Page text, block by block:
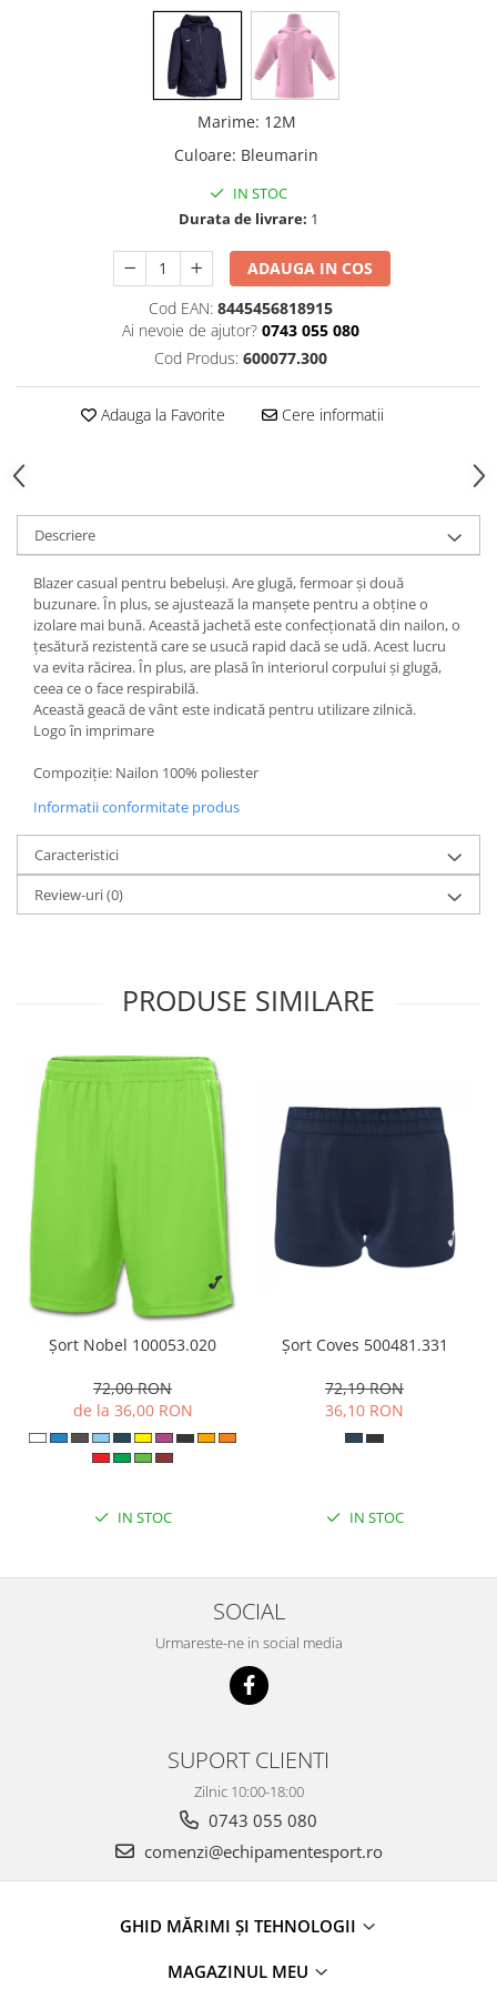
Marime: 12M
Culoare: Bleumarin
IN STOC
Durata de livrare: 1
ADAUGA IN COS
Cod EAN: 8445456818915
Ai nevoie de ajutor? 0743 055 080
Cod Produs: 600077.300
Adauga la Favorite Cere informatii
Descriere
Blazer casual pentru bebeluși. Are glugă, fermoar și două
buzunare. În plus, se ajustează la manșete pentru a obține o
izolare mai bună. Această jachetă este confecționată din nailon, o
țesătură rezistentă care se usucă rapid dacă se udă. Acest lucru
va evita răcirea. În plus, are plasă în interiorul corpului și glugă,
ceea ce o face respirabilă.
Această geacă de vânt este indicată pentru utilizare zilnică.
Logo în imprimare
Compoziţie: Nailon 100% poliester
Informatii conformitate produs
Caracteristici
Review-uri(0)
PRODUSE SIMILARE
Șort Nobel 100053.020
72,00 RON
de la 36,00 RON
IN STOC
Șort Coves 500481.331
72,19 RON
36,10 RON
IN STOC
SOCIAL
Urmareste-ne in social media
SUPORT CLIENTI
Zilnic 10:00-18:00
0743 055 080
comenzi@echipamentesport.ro
GHID MĂRIMI ȘI TEHNOLOGII
MAGAZINUL MEU